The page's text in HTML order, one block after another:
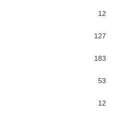
12
127
183
53
12